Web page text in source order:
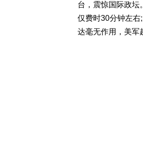
台，震惊国际政坛
仅费时30分钟左
达毫无作用，美军